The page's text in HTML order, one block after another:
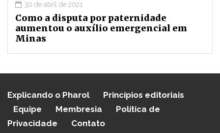
30 de abril de 2021
Como a disputa por paternidade
aumentou o auxílio emergencial em
Minas
Explicando o Pharol
Princípios editoriais
Equipe
Membresia
Política de
Privacidade
Contato